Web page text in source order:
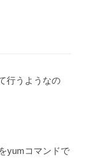
行うようなの
yumコマンドで